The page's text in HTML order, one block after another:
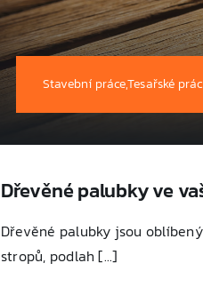
Stavební práce,Tesařské
Dřevěné palubky ve
Dřevěné palubky jsou
stropů, podlah [...]